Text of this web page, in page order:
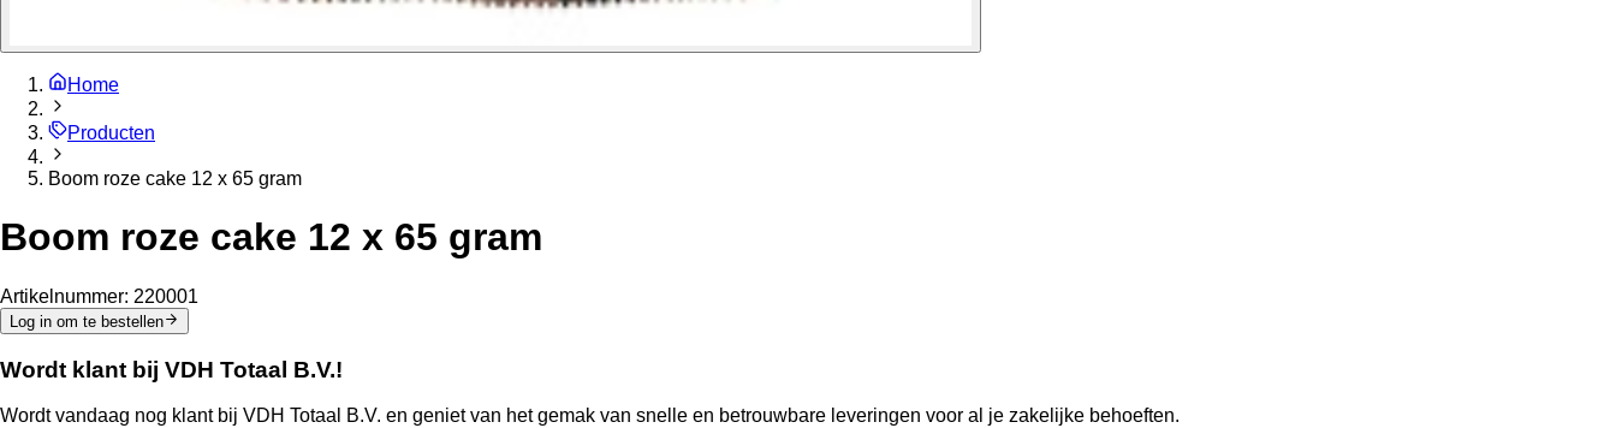
Home
Producten
Boom roze cake 12 x 65 gram
Boom roze cake 12 x 65 gram
Artikelnummer: 220001
Log in om te bestellen
Wordt klant bij VDH Totaal B.V.!
Wordt vandaag nog klant bij VDH Totaal B.V. en geniet van het gemak van snelle en betrouwbare leveringen voor al je zakelijke behoeften.